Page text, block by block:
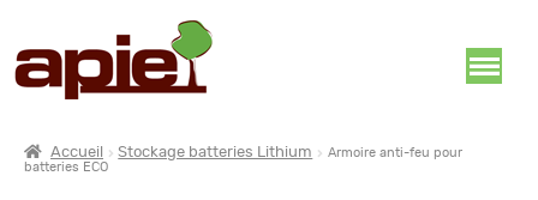
Accueil Stockage batteries Lithium
Armoire anti-feu pour
batteries ECO